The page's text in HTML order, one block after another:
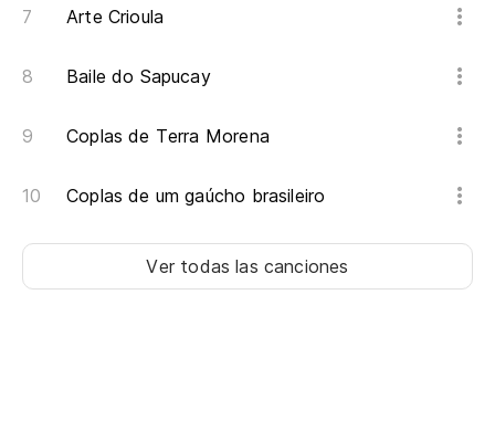
Arte Crioula
Baile do Sapucay
Coplas de Terra Morena
Coplas de um gaúcho brasileiro
Ver todas las canciones